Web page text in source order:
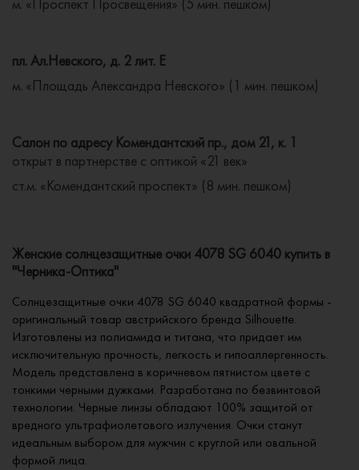
м. «Проспект Просвещения» (5 мин. пешком)
пл. Ал.Невского, д. 2 лит. Е
м. «Площадь Александра Невского» (1 мин. пешком)
Салон по адресу Комендантский пр., дом 21, к. 1
открыт в партнерстве с оптикой «21 век»
ст.м. «Комендантский проспект» (8 мин. пешком)
Женские солнцезащитные очки 4078 SG 6040 купить в
"Черника-Оптика"
Солнцезащитные очки 4078 SG 6040 квадратной формы -
оригинальный товар австрийского бренда Silhouette.
Изготовлены из полиамида и титана, что придает им
исключительную прочность, легкость и гипоаллергенность.
Модель представлена в коричневом пятнистом цвете с
тонкими черными дужками. Разработана по безвинтовой
технологии. Черные линзы обладают 100% защитой от
вредного ультрафиолетового излучения. Очки станут
идеальным выбором для мужчин с круглой или овальной
формой лица.